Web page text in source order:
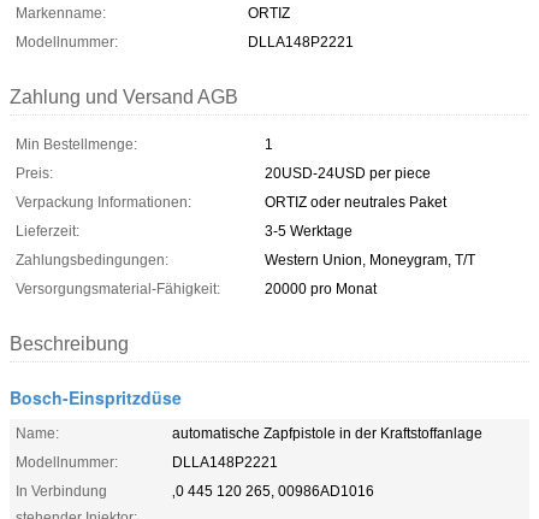
Markenname:
ORTIZ
Modellnummer:
DLLA148P2221
Zahlung und Versand AGB
Min Bestellmenge:
1
Preis:
20USD-24USD per piece
Verpackung Informationen:
ORTIZ oder neutrales Paket
Lieferzeit:
3-5 Werktage
Zahlungsbedingungen:
Western Union, Moneygram, T/T
Versorgungsmaterial-Fähigkeit:
20000 pro Monat
Beschreibung
Bosch-Einspritzdüse
Name:
automatische Zapfpistole in der Kraftstoffanlage
Modellnummer:
DLLA148P2221
In Verbindung
‚0 445 120 265, 00986AD1016